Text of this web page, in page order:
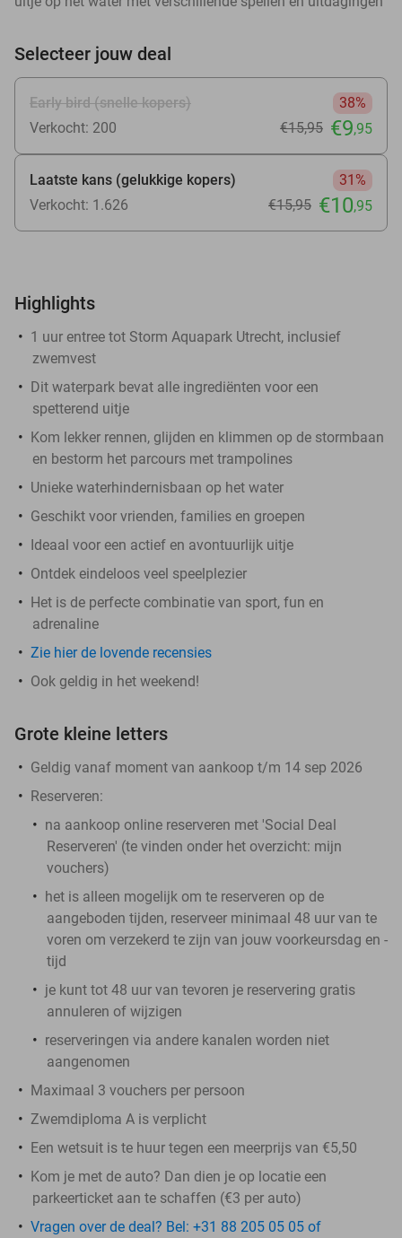
Selecteer jouw deal
Early bird (snelle kopers)
38%
Verkocht: 200
€15,95 €9,95
Laatste kans (gelukkige kopers)
31%
Verkocht: 1.626
€15,95 €10,95
Highlights
1 uur entree tot Storm Aquapark Utrecht, inclusief
zwemvest
Dit waterpark bevat alle ingrediënten voor een
spetterend uitje
Kom lekker rennen, glijden en klimmen op de stormbaan
en bestorm het parcours met trampolines
Unieke waterhindernisbaan op het water
Geschikt voor vrienden, families en groepen
Ideaal voor een actief en avontuurlijk uitje
Ontdek eindeloos veel speelplezier
Het is de perfecte combinatie van sport, fun en
adrenaline
Zie hier de lovende recensies
Ook geldig in het weekend!
Grote kleine letters
Geldig vanaf moment van aankoop t/m 14 sep 2026
Reserveren:
na aankoop online reserveren met 'Social Deal
Reserveren' (te vinden onder het overzicht: mijn
vouchers)
het is alleen mogelijk om te reserveren op de
aangeboden tijden, reserveer minimaal 48 uur van te
voren om verzekerd te zijn van jouw voorkeursdag en -
tijd
je kunt tot 48 uur van tevoren je reservering gratis
annuleren of wijzigen
reserveringen via andere kanalen worden niet
aangenomen
Maximaal 3 vouchers per persoon
Zwemdiploma A is verplicht
Een wetsuit is te huur tegen een meerprijs van €5,50
Kom je met de auto? Dan dien je op locatie een
parkeerticket aan te schaffen (€3 per auto)
Vragen over de deal? Bel: +31 88 205 05 05 of